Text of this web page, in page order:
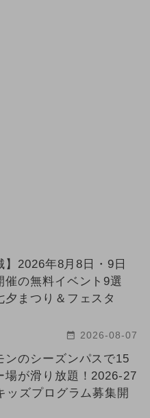
】2026年8月8日・9日
催の無料イベント9選
夕まつり＆フェスタ
2026-08-07
ンのシーズンパスで15
場が滑り放題！2026-27
ッズプログラム募集開